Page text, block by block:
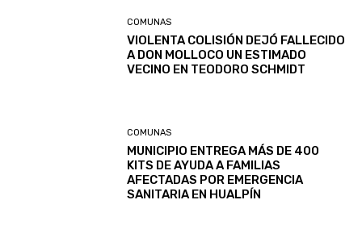
COMUNAS
VIOLENTA COLISIÓN DEJÓ FALLECIDO
A DON MOLLOCO UN ESTIMADO
VECINO EN TEODORO SCHMIDT
COMUNAS
MUNICIPIO ENTREGA MÁS DE 400
KITS DE AYUDA A FAMILIAS
AFECTADAS POR EMERGENCIA
SANITARIA EN HUALPÍN